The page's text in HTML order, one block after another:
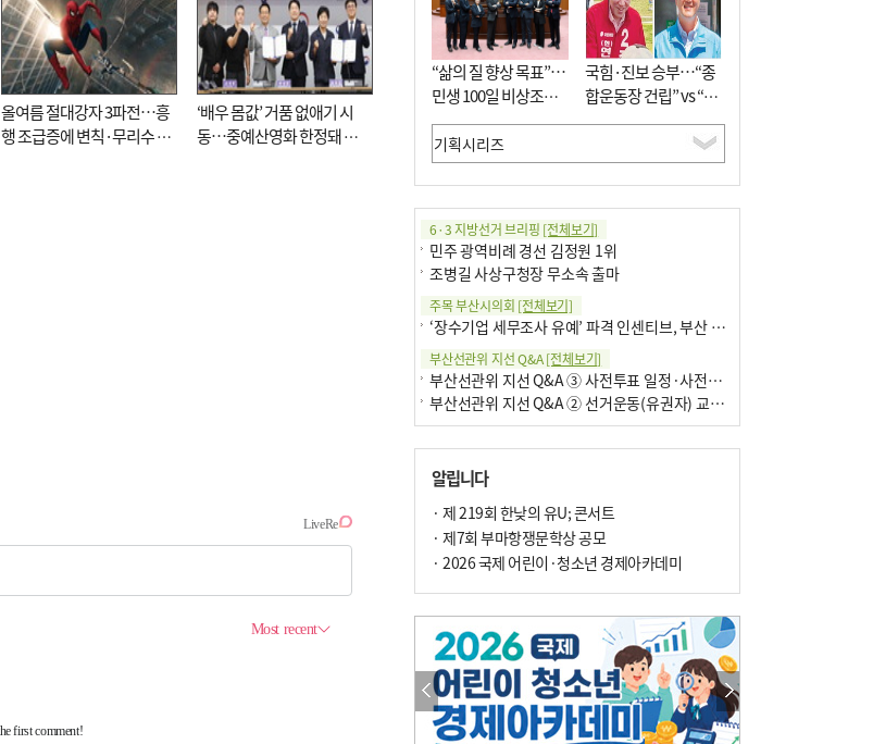
올여름 절대강자 3파전…흥
행 조급증에 변칙·무리수 마
‘배우 몸값’ 거품 없애기 시
동…중예산영화 한정돼 실
“삶의 질 향상 목표”…
민생 100일 비상조치
면밀 심사
국힘·진보 승부…“종
합운동장 건립” vs “출
근 공공버스 도입”
6·3 지방선거 브리핑 [전체보기]
민주 광역비례 경선 김정원 1위
조병길 사상구청장 무소속 출마
주목 부산시의회 [전체보기]
‘장수기업 세무조사 유예’ 파격 인센티브, 부산 유출 막을까
부산선관위 지선 Q&A[전체보기]
부산선관위 지선 Q&A ③ 사전투표 일정·사전투표함 보관
부산선관위 지선 Q&A ② 선거운동(유권자) 교육감투표용지
알립니다
· 제 219회 한낮의 유U; 콘서트
· 제7회 부마항쟁문학상 공모
· 2026 국제 어린이·청소년 경제아카데미